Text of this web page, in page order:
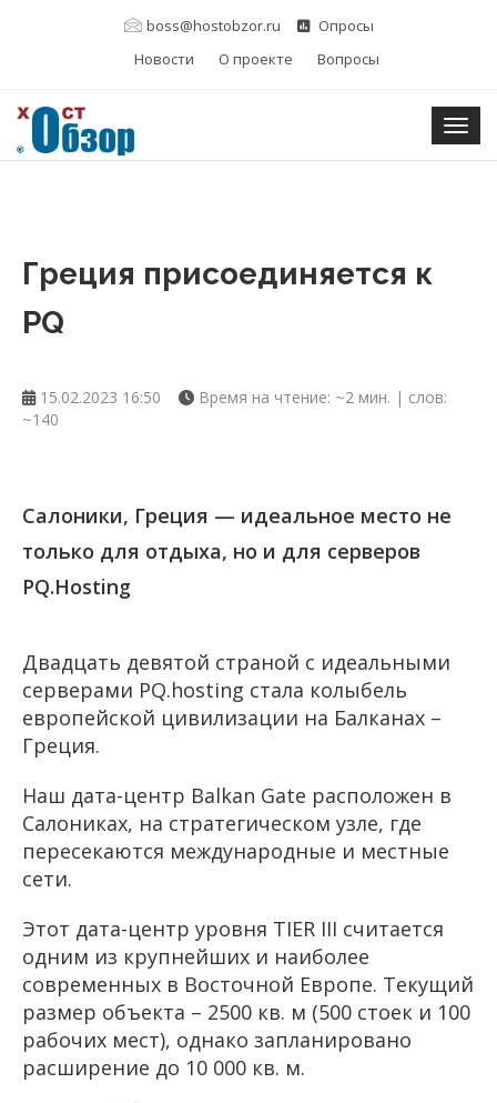
boss@hostobzor.ru
Опросы
Новости
О проекте Вопросы
Греция присоединяется к
PQ
15.02.2023 16:50
Время на чтение: ~2 мин. | слов:
~140
Салоники, Греция — идеальное место не
только для отдыха, но и для серверов
PQ.Hosting
Двадцать девятой страной с идеальными
серверами PQ.hosting стала колыбель
европейской цивилизации на Балканах –
Греция.
Наш дата-центр Balkan Gate расположен в
Салониках, на стратегическом узле, где
пересекаются международные и местные
сети.
Этот дата-центр уровня TIER III считается
одним из крупнейших и наиболее
современных в Восточной Европе. Текущий
размер объекта – 2500 кв. м (500 стоек и 100
рабочих мест), однако запланировано
расширение до 10 000 кв. м.